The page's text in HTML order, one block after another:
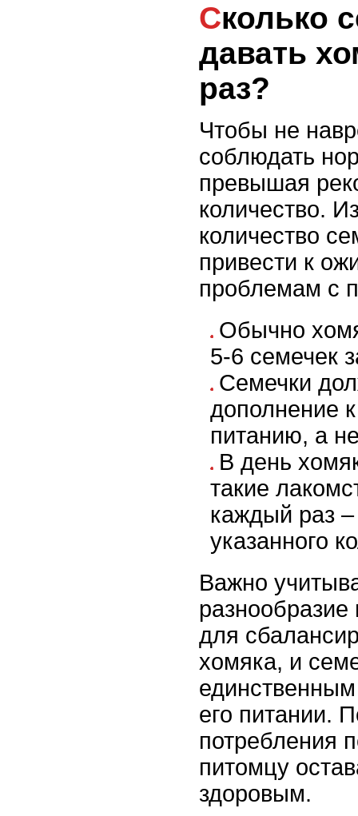
Сколько семечек можно
давать
раз?
Чтобы не
соблюдать
превышая
количество.
количество
привести к
проблемам с
Обычно
5-6 семечек
Семечки
дополнение
питанию, а
В день
такие
каждый раз
указанного
Важно
для
хомяка, и
его питании.
потребления
питомцу
здоровым.